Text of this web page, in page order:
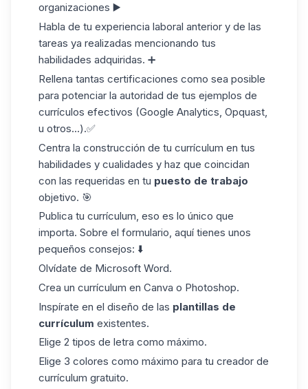
organizaciones ▶️
Habla de tu experiencia laboral anterior y de las
tareas ya realizadas mencionando tus
habilidades adquiridas. ➕
Rellena tantas certificaciones como sea posible
para potenciar la autoridad de tus ejemplos de
currículos efectivos (Google Analytics, Opquast,
u otros...).✅
Centra la construcción de tu currículum en tus
habilidades y cualidades y haz que coincidan
con las requeridas en tu puesto de trabajo
objetivo. 🎯
Publica tu currículum, eso es lo único que
importa. Sobre el formulario, aquí tienes unos
pequeños consejos: ⬇️
Olvídate de Microsoft Word.
Crea un currículum en Canva o Photoshop.
Inspírate en el diseño de las plantillas de
currículum existentes.
Elige 2 tipos de letra como máximo.
Elige 3 colores como máximo para tu creador de
currículum gratuito.